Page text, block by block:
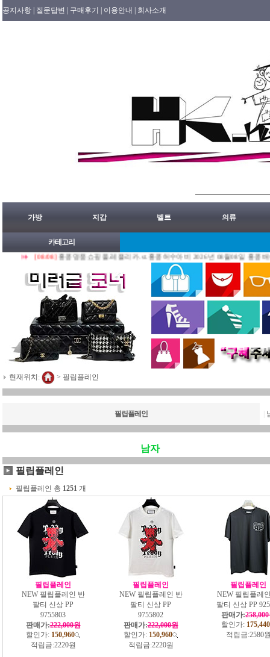
공지사항 | 질문답변 | 구매후기 | 이용안내 | 회사소개
가방 지갑 벨트 의류
카테고리
[08/08]
홍콩명품쇼핑몰.레플리카.st.홍콩허수아비 2026년 08월08일 홍콩배송출발
현재위치: > 필립플레인
필립플레인
남자
필립플레인
필립플레인 총 1251 개
필립플레인
NEW 필립플레인 반
팔티 신상 PP
9755803
판매가:222,000원
할인가: 150,960
적립금:2220원
필립플레인
NEW 필립플레인 반
팔티 신상 PP
9755802
판매가:222,000원
할인가: 150,960
적립금:2220원
필립플레인
NEW 필립플레
팔티 신상 PP
판매가:
할인가: 175,440
적립금:2580